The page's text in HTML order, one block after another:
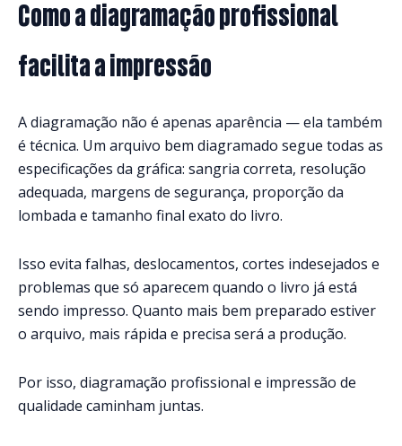
Como a diagramação profissional
facilita a impressão
A diagramação não é apenas aparência — ela também
é técnica. Um arquivo bem diagramado segue todas as
especificações da gráfica: sangria correta, resolução
adequada, margens de segurança, proporção da
lombada e tamanho final exato do livro.
Isso evita falhas, deslocamentos, cortes indesejados e
problemas que só aparecem quando o livro já está
sendo impresso. Quanto mais bem preparado estiver
o arquivo, mais rápida e precisa será a produção.
Por isso, diagramação profissional e impressão de
qualidade caminham juntas.